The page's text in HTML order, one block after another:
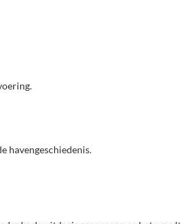
havengeschiedenis.